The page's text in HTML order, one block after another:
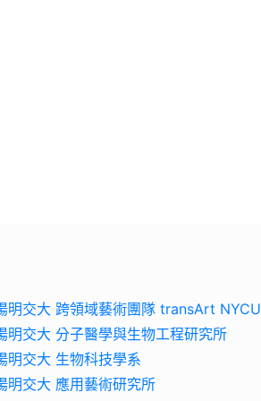
明交大 跨領域藝術團隊 transArt NYCU
明交大 分子醫學與生物工程研究所
明交大 生物科技學系
明交大 應用藝術研究所